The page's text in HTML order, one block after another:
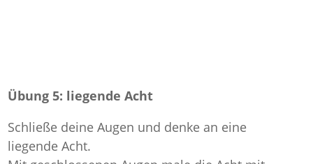
Übung 5: liegende Acht
Schließe deine Augen und denke an eine
liegende Acht.